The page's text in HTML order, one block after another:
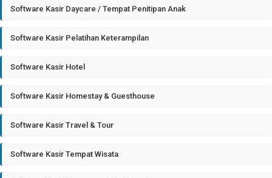
Software Kasir Daycare / Tempat Penitipan Anak
Software Kasir Pelatihan Keterampilan
Software Kasir Hotel
Software Kasir Homestay & Guesthouse
Software Kasir Travel & Tour
Software Kasir Tempat Wisata